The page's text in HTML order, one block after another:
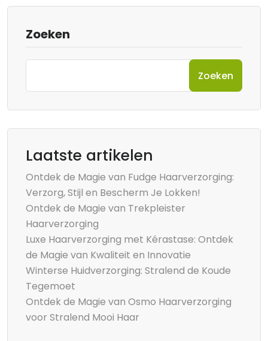
Zoeken
Zoeken
Laatste artikelen
Ontdek de Magie van Fudge Haarverzorging:
Verzorg, Stijl en Bescherm Je Lokken!
Ontdek de Magie van Trekpleister
Haarverzorging
Luxe Haarverzorging met Kérastase: Ontdek
de Magie van Kwaliteit en Innovatie
Winterse Huidverzorging: Stralend de Koude
Tegemoet
Ontdek de Magie van Osmo Haarverzorging
voor Stralend Mooi Haar